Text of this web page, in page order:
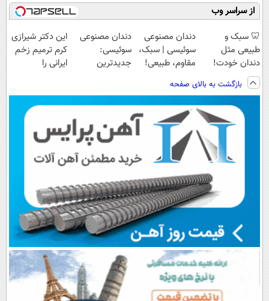
از سراسر وب
🦷 سبک و
طبیعی مثل
دندان خودت!
نصب آسان و
پرداخت اقساطی
💳 📍 تهران
دندان مصنوعی
سوئیسی | سبک،
مقاوم، طبیعی!
رایگان+پرداخت
اقساطی😍
دندان مصنوعی
سوئیسی:
جدیدترین
پرداخت قسطی
این دکتر شیرازی
کرم ترمیم زخم
ایرانی را
بازگشت به بالای صفحه